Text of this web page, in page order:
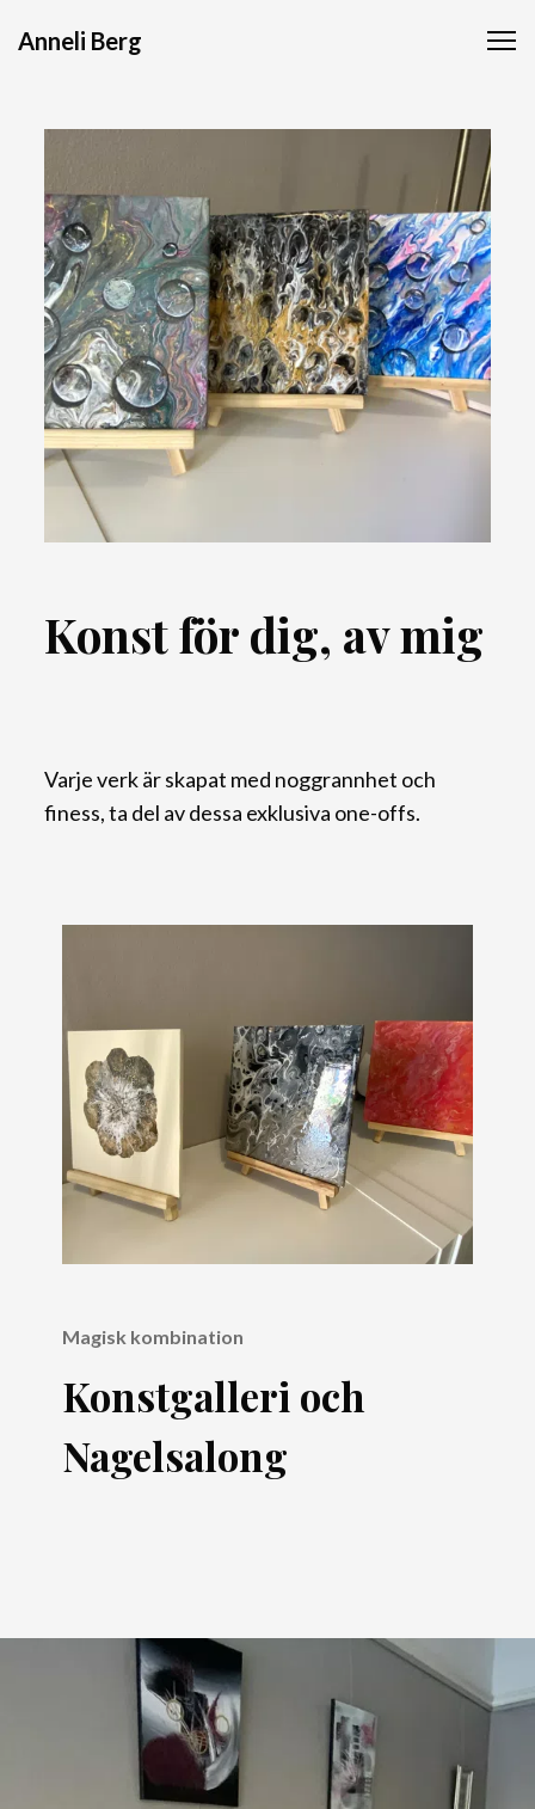
Anneli Berg
Konst för dig, av mig
Varje verk är skapat med noggrannhet och
finess, ta del av dessa exklusiva one-offs.
Magisk kombination
Konstgalleri och
Nagelsalong